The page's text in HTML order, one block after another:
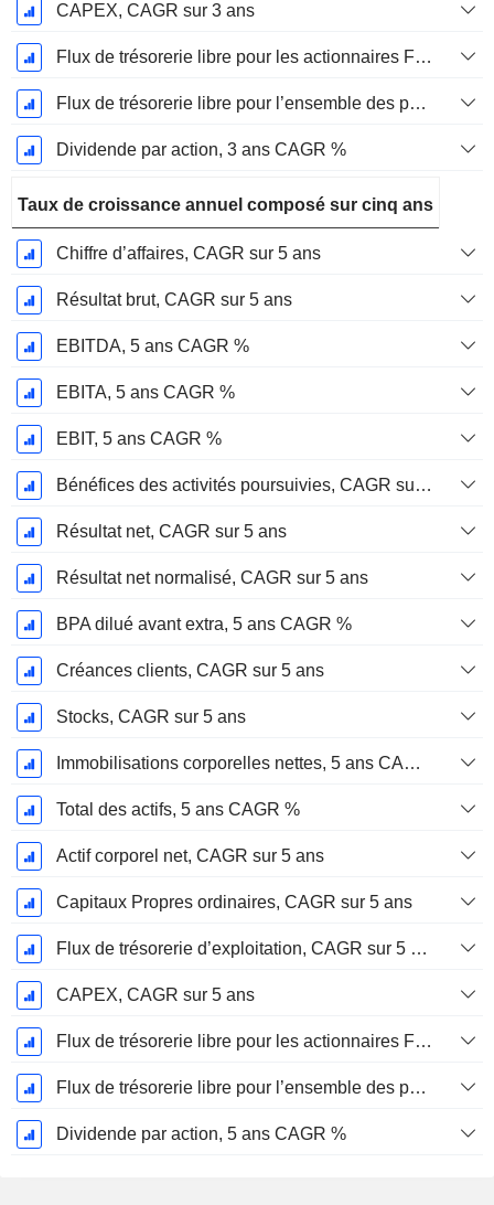
CAPEX, CAGR sur 3 ans
Flux de trésorerie libre pour les actionnaires FCFE, CAGR sur 3 ans
Flux de trésorerie libre pour l’ensemble des pourvoyeurs de fonds (créanciers et actionnaires) FCFF, CAGR sur 3 ans
Dividende par action, 3 ans CAGR %
Taux de croissance annuel composé sur cinq ans
Chiffre d’affaires, CAGR sur 5 ans
Résultat brut, CAGR sur 5 ans
EBITDA, 5 ans CAGR %
EBITA, 5 ans CAGR %
EBIT, 5 ans CAGR %
Bénéfices des activités poursuivies, CAGR sur 5 ans
Résultat net, CAGR sur 5 ans
Résultat net normalisé, CAGR sur 5 ans
BPA dilué avant extra, 5 ans CAGR %
Créances clients, CAGR sur 5 ans
Stocks, CAGR sur 5 ans
Immobilisations corporelles nettes, 5 ans CAGR %
Total des actifs, 5 ans CAGR %
Actif corporel net, CAGR sur 5 ans
Capitaux Propres ordinaires, CAGR sur 5 ans
Flux de trésorerie d’exploitation, CAGR sur 5 ans
CAPEX, CAGR sur 5 ans
Flux de trésorerie libre pour les actionnaires FCFE, CAGR sur 5 ans
Flux de trésorerie libre pour l’ensemble des pourvoyeurs de fonds (créanciers et actionnaires) FCFF, CAGR sur 5 ans
Dividende par action, 5 ans CAGR %